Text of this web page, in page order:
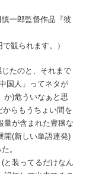
一郎監督作品『彼
観られます。）
じたのと、それまで
国人」ってネタが
か)危ういなぁと思
からもうちょい間を
量が含まれた豊穣な
開(新しい単語連発)
。
と装ってるだけなん